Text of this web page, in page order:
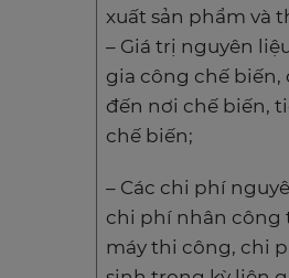
xuất sản phẩm và
– Giá trị nguyên
gia công chế biến,
đến nơi chế biến,
chế biến;
– Các chi phí
chi phí nhân công
máy thi công, chi